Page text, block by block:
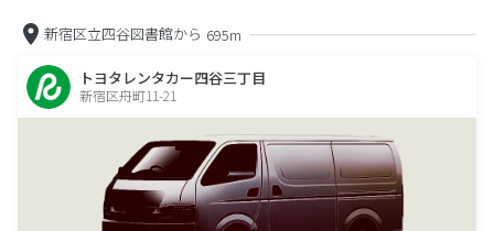
新宿区立四谷図書館から 695m
トヨタレンタカー四谷三丁目
新宿区舟町11-21